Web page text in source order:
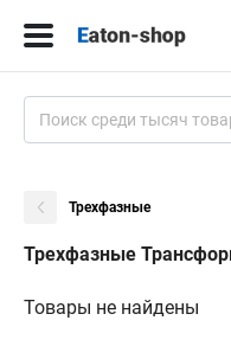
Трехфазные
Трехфазные
Товары не найдены